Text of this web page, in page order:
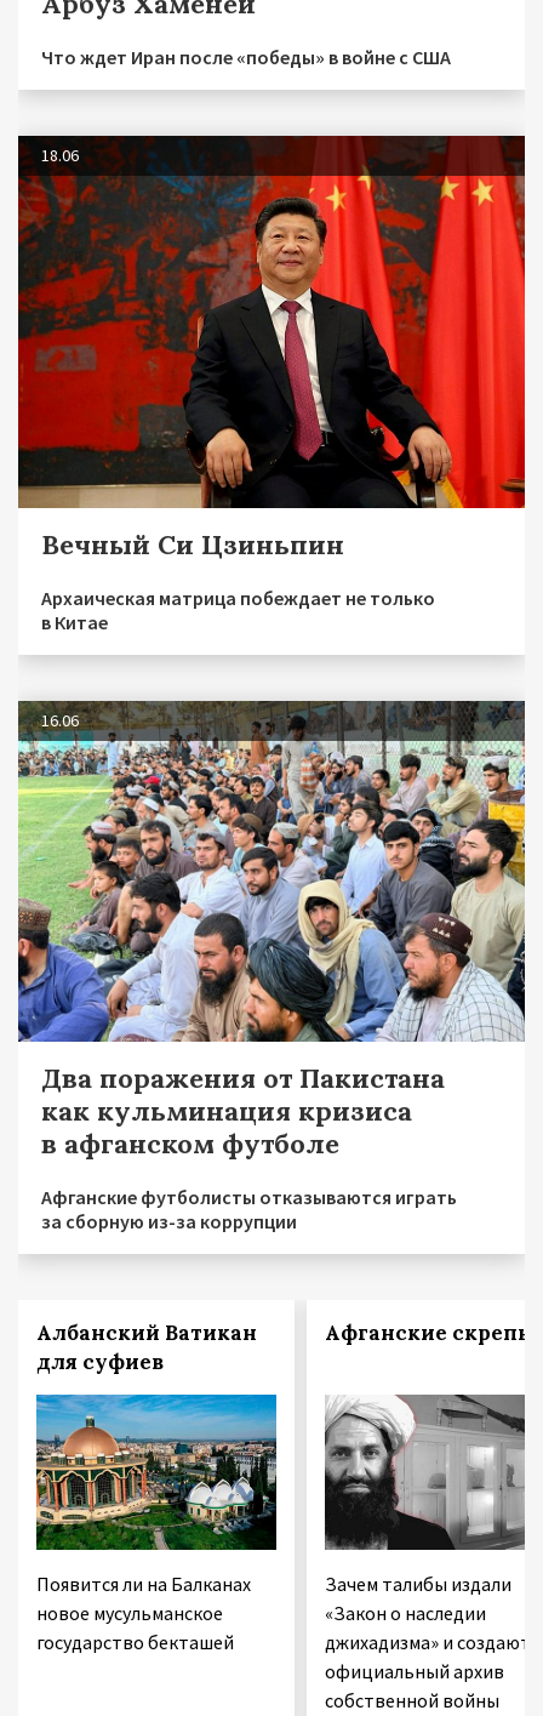
Что ждет Иран после «победы» в войне с США
18.06
Вечный Си Цзиньпин
Архаическая матрица побеждает не только
в Китае
16.06
Два поражения от Пакистана
как кульминация кризиса
в афганском футболе
Афганские футболисты отказываются играть
за сборную из-за коррупции
Албанский Ватикан
для суфиев
Появится ли на Балканах
новое мусульманское
государство бекташей
Афганские скрепы
Зачем талибы издали
«Закон о наследии
джихадизма» и создают
официальный архив
собственной войны